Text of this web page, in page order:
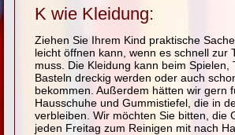
K wie Kleidung:
Ziehen Sie Ihrem Kind praktische
leicht öffnen kann, wenn es schnell zur
muss. Die Kleidung kann beim Spielen,
Basteln dreckig werden oder auch
bekommen. Außerdem hätten wir gern
Hausschuhe und Gummistiefel, die in
verbleiben. Wir möchten Sie bitten, die
jeden Freitag zum Reinigen mit nach